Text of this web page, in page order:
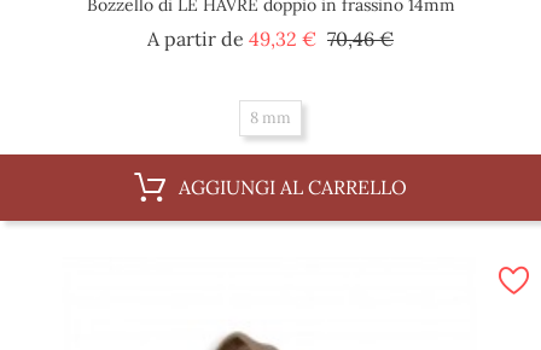
Bozzello di LE HAVRE doppio in frassino 14mm
A partir de 49,32 € Prezzo
70,46 €Prezzo
8 mm
AGGIUNGI AL CARRELLO